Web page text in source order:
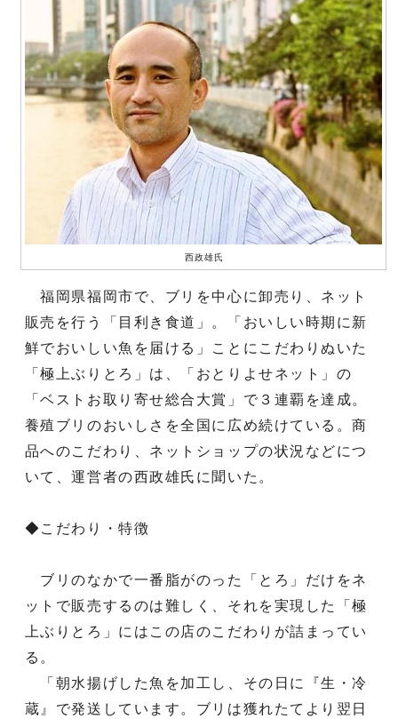
西政雄氏
福岡県福岡市で、ブリを中心に卸売り、ネット
販売を行う「目利き食道」。「おいしい時期に新
鮮でおいしい魚を届ける」ことにこだわりぬいた
「極上ぶりとろ」は、「おとりよせネット」の
「ベストお取り寄せ総合大賞」で３連覇を達成。
養殖ブリのおいしさを全国に広め続けている。商
品へのこだわり、ネットショップの状況などにつ
いて、運営者の西政雄氏に聞いた。
◆こだわり・特徴
ブリのなかで一番脂がのった「とろ」だけをネ
ットで販売するのは難しく、それを実現した「極
上ぶりとろ」にはこの店のこだわりが詰まってい
る。
「朝水揚げした魚を加工し、その日に『生・冷
蔵』で発送しています。ブリは獲れたてより翌日